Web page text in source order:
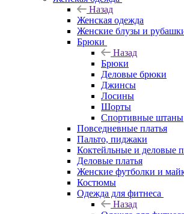
Назад
Женская одежда
Женские блузы и
Брюки
Назад
Брюки
Деловые брюки
Джинсы
Лосины
Шорты
Спортивные штаны
Повседневные платья
Пальто, пиджаки
Коктейльные и деловые
Деловые платья
Женские футболки и
Костюмы
Одежда для фитнеса
Назад